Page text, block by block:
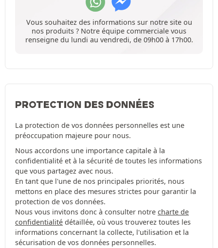
Vous souhaitez des informations sur notre site ou
nos produits ? Notre équipe commerciale vous
renseigne du lundi au vendredi, de 09h00 à 17h00.
PROTECTION DES DONNÉES
La protection de vos données personnelles est une
préoccupation majeure pour nous.
Nous accordons une importance capitale à la
confidentialité et à la sécurité de toutes les informations
que vous partagez avec nous.
En tant que l'une de nos principales priorités, nous
mettons en place des mesures strictes pour garantir la
protection de vos données.
Nous vous invitons donc à consulter notre charte de
confidentialité détaillée, où vous trouverez toutes les
informations concernant la collecte, l'utilisation et la
sécurisation de vos données personnelles.